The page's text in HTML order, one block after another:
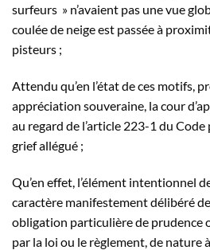
surfeurs » n’avaient pas une vue
coulée de neige est passée à
pisteurs ;
Attendu qu’en l’état de ces motifs,
appréciation souveraine, la cour
au regard de l’article 223-1 du
grief allégué ;
Qu’en effet, l’élément intentionnel
caractère manifestement délibéré
obligation particulière de prudence
par la loi ou le règlement, de nature